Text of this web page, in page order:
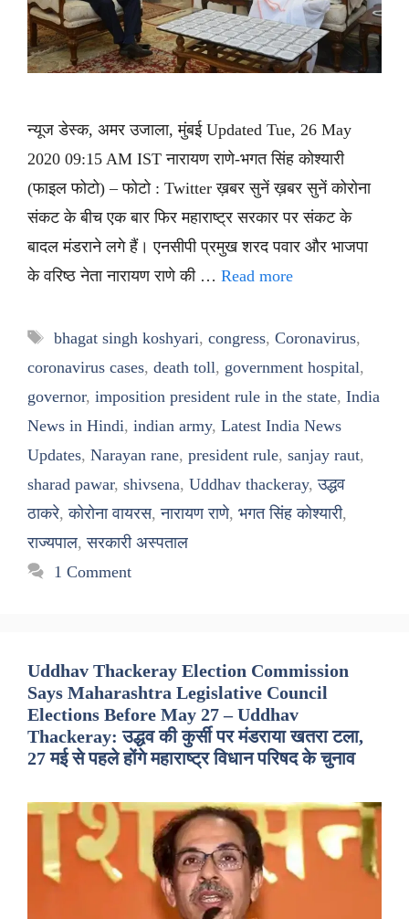
न्यूज डेस्क, अमर उजाला, मुंबई Updated Tue, 26 May
2020 09:15 AM IST नारायण राणे-भगत सिंह कोश्यारी
(फाइल फोटो) – फोटो : Twitter ख़बर सुनें ख़बर सुनें कोरोना
संकट के बीच एक बार फिर महाराष्ट्र सरकार पर संकट के
बादल मंडराने लगे हैं। एनसीपी प्रमुख शरद पवार और भाजपा
के वरिष्ठ नेता नारायण राणे की … Read more
Tags
bhagat singh koshyari, congress, Coronavirus,
coronavirus cases, death toll, government hospital,
governor, imposition president rule in the state, India
News in Hindi, indian army, Latest India News
Updates, Narayan rane, president rule, sanjay raut,
sharad pawar, shivsena, Uddhav thackeray,उद्धव
ठाकरे,कोरोना वायरस,नारायण राणे, भगत सिंह कोश्यारी,
राज्यपाल,सरकारी अस्पताल
1 Comment
Uddhav Thackeray Election Commission
Says Maharashtra Legislative Council
Elections Before May 27 – Uddhav
Thackeray: उद्धव की कुर्सी पर मंडराया खतरा टला,
27 मई से पहले होंगे महाराष्ट्र विधान परिषद के चुनाव